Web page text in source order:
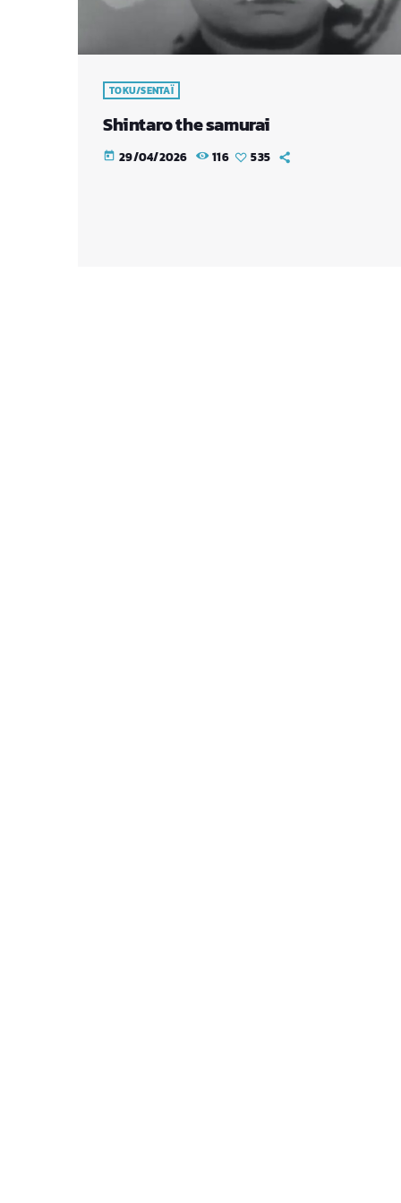
TOKU/SENTAÏ
Shintaro the samurai
today 29/04/2026 116 535